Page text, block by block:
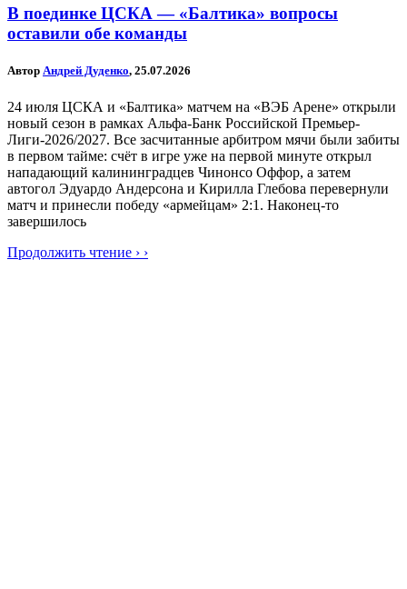
В поединке ЦСКА — «Балтика» вопросы
оставили обе команды
Автор Андрей Дуденко, 25.07.2026
24 июля ЦСКА и «Балтика» матчем на «ВЭБ Арене» открыли
новый сезон в рамках Альфа-Банк Российской Премьер-
Лиги-2026/2027. Все засчитанные арбитром мячи были забиты
в первом тайме: счёт в игре уже на первой минуте открыл
нападающий калининградцев Чинонсо Оффор, а затем
автогол Эдуардо Андерсона и Кирилла Глебова перевернули
матч и принесли победу «армейцам» 2:1. Наконец-то
завершилось
Продолжить чтение › ›